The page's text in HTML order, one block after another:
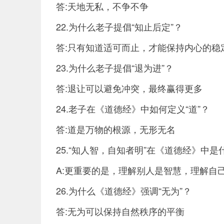
答:天地无私，不争不争
22.为什么老子提倡“知止后定”？
答:只有知道适可而止，才能保持内心的稳
23.为什么老子提倡“退为进”？
答:退让可以避免冲突，最终赢得更多
24.老子在《道德经》中如何定义“道”？
答:道是万物的根源，无形无名
25.“知人智，自知者明”在《道德经》中是
A:更重要的是，理解别人是智慧，理解自
26.为什么《道德经》强调“无为”？
答:无为可以保持自然秩序的平衡